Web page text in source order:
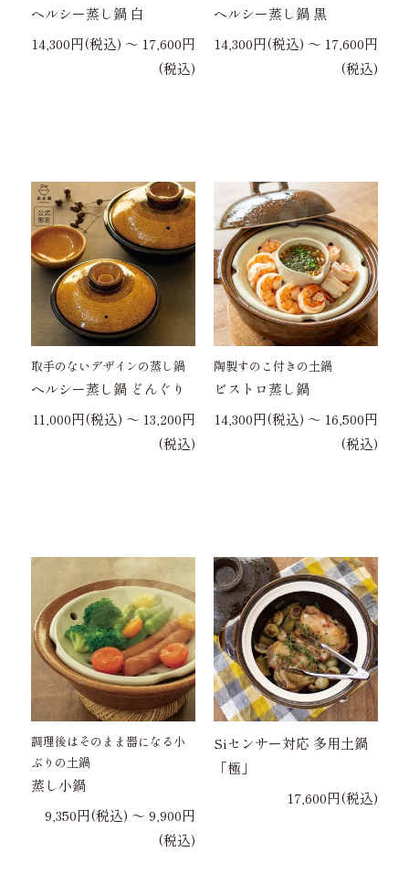
ヘルシー蒸し鍋 白
14,300円(税込) 〜 17,600円
(税込)
ヘルシー蒸し鍋 黒
14,300円(税込) 〜 17,600円
(税込)
取手のないデザインの蒸し鍋
ヘルシー蒸し鍋 どんぐり
11,000円(税込) 〜 13,200円
(税込)
陶製すのこ付きの土鍋
ビストロ蒸し鍋
14,300円(税込) 〜 16,500円
(税込)
調理後はそのまま器になる小
ぶりの土鍋
蒸し小鍋
9,350円(税込) 〜 9,900円
(税込)
Siセンサー対応 多用土鍋
「極」
17,600円(税込)